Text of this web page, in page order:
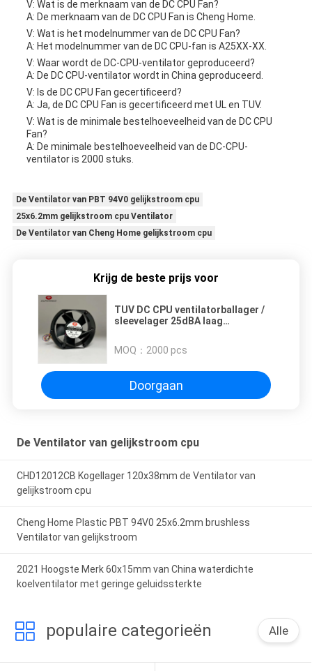
V: Wat is de merknaam van de DC CPU Fan?
A: De merknaam van de DC CPU Fan is Cheng Home.
V: Wat is het modelnummer van de DC CPU Fan?
A: Het modelnummer van de DC CPU-fan is A25XX-XX.
V: Waar wordt de DC-CPU-ventilator geproduceerd?
A: De DC CPU-ventilator wordt in China geproduceerd.
V: Is de DC CPU Fan gecertificeerd?
A: Ja, de DC CPU Fan is gecertificeerd met UL en TUV.
V: Wat is de minimale bestelhoeveelheid van de DC CPU
Fan?
A: De minimale bestelhoeveelheid van de DC-CPU-
ventilator is 2000 stuks.
De Ventilator van PBT 94V0 gelijkstroom cpu
25x6.2mm gelijkstroom cpu Ventilator
De Ventilator van Cheng Home gelijkstroom cpu
Krijg de beste prijs voor
TUV DC CPU ventilatorballager /
sleevelager 25dBA laag
MOQ： 2000 pcs
Doorgaan
De Ventilator van gelijkstroom cpu
CHD12012CB Kogellager 120x38mm de Ventilator van
gelijkstroom cpu
Cheng Home Plastic PBT 94V0 25x6.2mm brushless
Ventilator van gelijkstroom
2021 Hoogste Merk 60x15mm van China waterdichte
koelventilator met geringe geluidssterkte
populaire categorieën Alle